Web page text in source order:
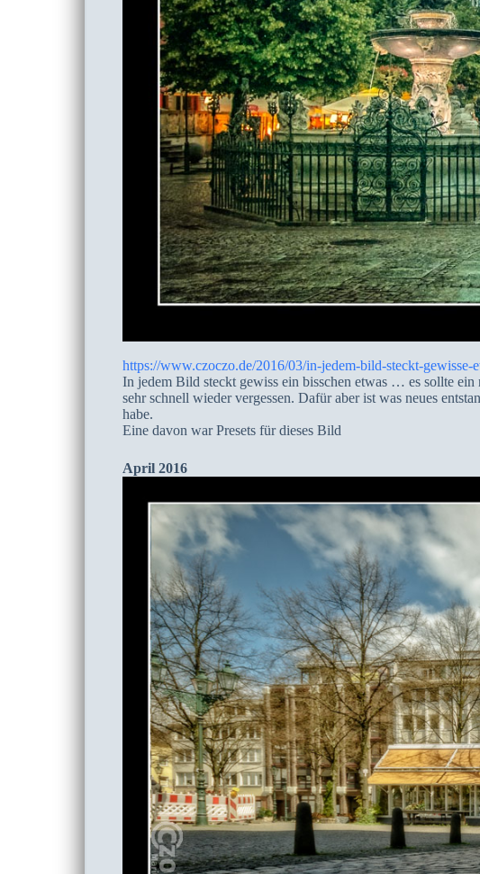
https://www.czoczo.de/2016/03/in-jedem-bild-steckt-gewisse-
In jedem Bild steckt gewiss ein bisschen etwas … es sollte
sehr schnell wieder vergessen. Dafür aber ist was neues
habe.
Eine davon war Presets für dieses Bild
April 2016